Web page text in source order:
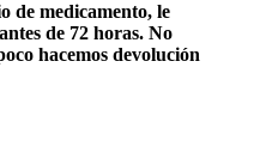
de medicamento, le
de 72 horas. No
hacemos devolución